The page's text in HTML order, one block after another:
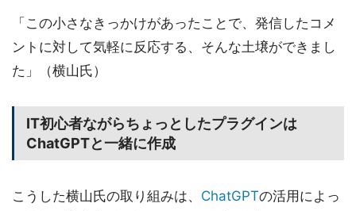
「この小さなきっかけがあったことで、発信したコメ
ントに対して気軽に反応する、そんな土壌ができまし
た」（横山氏）
IT初心者ながらちょっとしたプラグインは
ChatGPTと一緒に作成
こうした横山氏の取り組みは、 ChatGPTの活用によっ